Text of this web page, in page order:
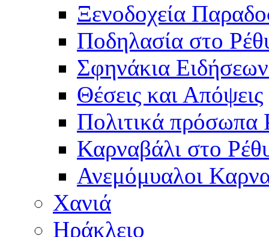
Ξενοδοχεία
Ποδηλασία στο
Σφηνάκια
Θέσεις και Απόψεις
Πολιτικά πρόσωπα
Καρναβάλι στο
Ανεμόμυαλοι
Χανιά
Ηράκλειο